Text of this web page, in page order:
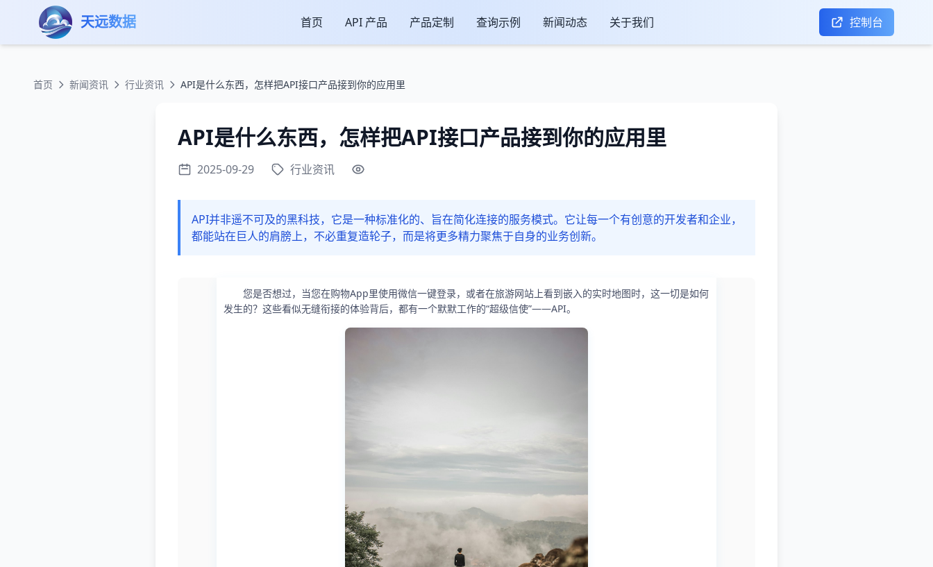
跳转到主要内容
天远数据 首页 API 产品 产品定制 查询示例 新闻动态 关于我们 控制台
首页 新闻资讯 行业资讯 API是什么东西，怎样把API接口产品接到你的应用里
API是什么东西，怎样把API接口产品接到你的应用里
2025-09-29 行业资讯
API并非遥不可及的黑科技，它是一种标准化的、旨在简化连接的服务模式。它让每一个有创意的开发者和企业，
都能站在巨人的肩膀上，不必重复造轮子，而是将更多精力聚焦于自身的业务创新。
您是否想过，当您在购物App里使用微信一键登录，或者在旅游网站上看到嵌入的实时地图时，这一切是如何
发生的？这些看似无缝衔接的体验背后，都有一个默默工作的“超级信使”——API。